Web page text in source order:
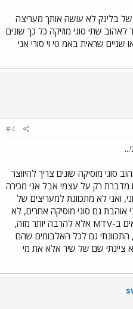
בלינק לא עושה אותך מעריצה
שתי סוגי מוזיקה כל כך שונים
שראית באמ טי וי סורי אני
#4
סוגי מוסיקה שונים צריך להיווצר
מדברת רק על עצמי אבל אני מכירה
ואני לא מתכוונת למעריצים של
אוהבת גם סוגי מוסיקה אחרים, לא
התכוונתי רק לקליפים שיוצאים ב-MTV אלא להרבה יותר מזה,
התכוונתי גם לכל האלבומים שהם
ציינתי שם של שיר אלא את מי